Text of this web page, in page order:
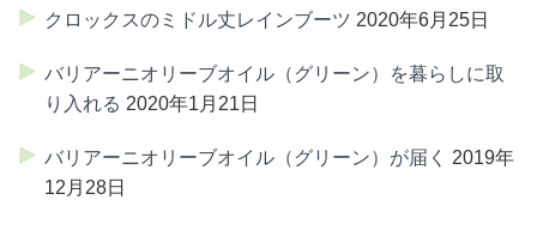
クロックスのミドル丈レインブーツ 2020年6月25日
バリアーニオリーブオイル（グリーン）を暮らしに取
り入れる 2020年1月21日
バリアーニオリーブオイル（グリーン）が届く
2019年
12月28日